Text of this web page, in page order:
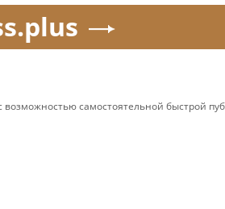
самостоятельной быстрой